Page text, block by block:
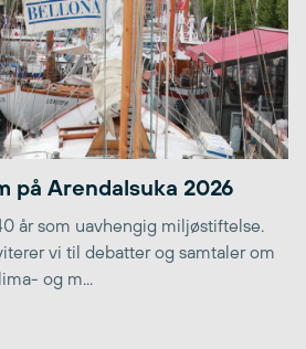
på Arendalsuka 2026
år som uavhengig miljøstiftelse.
vi til debatter og samtaler om
og m...